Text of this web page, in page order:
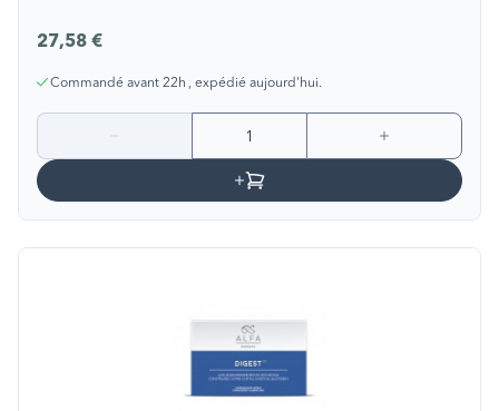
27,58 €
Commandé avant 22h , expédié aujourd'hui.